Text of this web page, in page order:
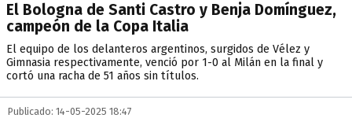
El Bologna de Santi Castro y Benja Domínguez,
campeón de la Copa Italia
El equipo de los delanteros argentinos, surgidos de Vélez y
Gimnasia respectivamente, venció por 1-0 al Milán en la final y
cortó una racha de 51 años sin títulos.
Publicado: 14-05-2025 18:47